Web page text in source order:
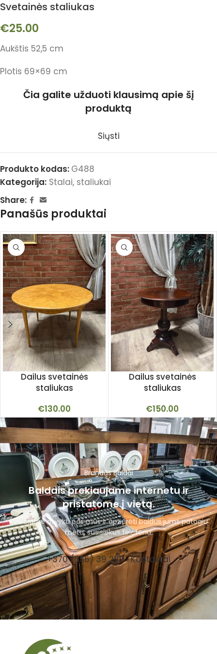
Svetainės staliukas
€25.00
Aukštis 52,5 cm
Plotis 69×69 cm
Čia galite užduoti klausimą apie šį
produktą
Siųsti
Produkto kodas: G488
Kategorija: Stalai, staliukai
Share:
Panašūs produktai
Dailus svetainės
staliukas
€130.00
Dailus svetainės
staliukas
€150.00
Brandūs Baldai
Baldais prekiaujame internetu ir
pristatome į vietą.
Kviečiame atvykti pas mus ir apžiūrėti baldus jums patogiu
metu, susisiekus telefonu.
+370 (656) 39 287 Kontaktai